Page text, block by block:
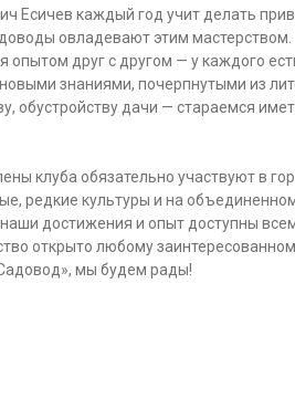
Есичев каждый год учит делать
овладевают этим мастерством.
друг с другом — у каждого
знаниями, почерпнутыми из
обустройству дачи — стараемся
клуба обязательно участвуют в
редкие культуры и на
достижения и опыт доступны
открыто любому
мы будем рады!